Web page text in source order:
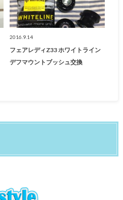
2016.9.14
フェアレディZ33 ホワイトライン
デフマウントブッシュ交換